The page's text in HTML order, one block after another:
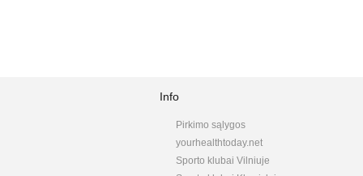
Info
Pirkimo sąlygos
yourhealthtoday.net
Sporto klubai Vilniuje